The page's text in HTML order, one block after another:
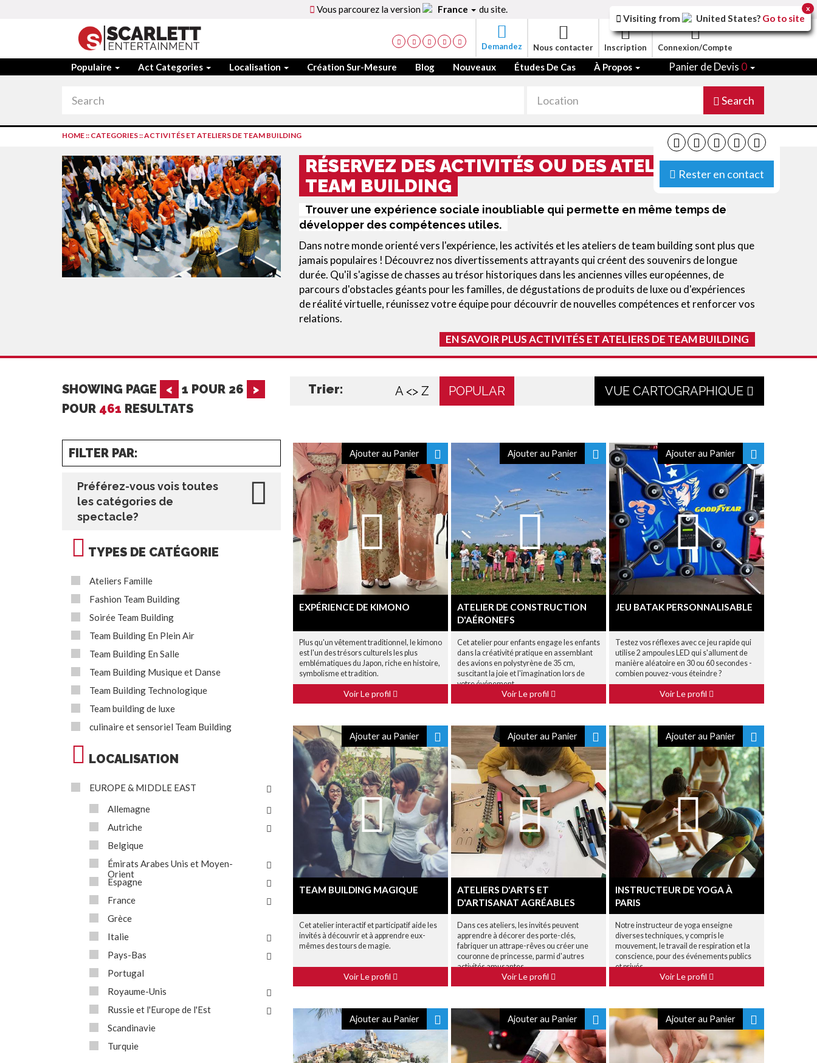
Vous parcourez la version France du site.
Demandez Nous contacter Inscription Connexion/Compte
Populaire Act Categories Localisation Création Sur-Mesure Blog Nouveaux Études De Cas À Propos Panier de Devis 0
Search
Rester en contact
HOME:: CATEGORIES::ACTIVITÉS ET ATELIERS DE TEAM BUILDING
RÉSERVEZ DES ACTIVITÉS OU DES ATELIERS DE
TEAM BUILDING
Trouver une expérience sociale inoubliable qui permette en même temps de
développer des compétences utiles.
Dans notre monde orienté vers l'expérience, les activités et les ateliers de team building sont plus que
jamais populaires ! Découvrez nos divertissements attrayants qui créent des souvenirs de longue
durée. Qu'il s'agisse de chasses au trésor historiques dans les anciennes villes européennes, de
parcours d'obstacles géants pour les familles, de dégustations de produits de luxe ou d'expériences
de réalité virtuelle, réunissez votre équipe pour découvrir de nouvelles compétences et renforcer vos
relations.
EN SAVOIR PLUS ACTIVITÉS ET ATELIERS DE TEAM BUILDING
SHOWING PAGE < 1 POUR 26
>
POUR 461 RESULTATS
Trier: A <> Z POPULAR VUE CARTOGRAPHIQUE
FILTER PAR:
Préférez-vous vois toutes
les catégories de
spectacle?
TYPES DE CATÉGORIE
Ateliers Famille
Fashion Team Building
Soirée Team Building
Team Building En Plein Air
Team Building En Salle
Team Building Musique et Danse
Team Building Technologique
Team building de luxe
culinaire et sensoriel Team Building
LOCALISATION
EUROPE & MIDDLE EAST
Allemagne
Autriche
Belgique
Émirats Arabes Unis et Moyen-
Orient
Espagne
France
Grèce
Italie
Pays-Bas
Portugal
Royaume-Unis
Russie et l'Europe de l'Est
Scandinavie
Turquie
Ajouter au Panier
EXPÉRIENCE DE KIMONO
Plus qu'un vêtement traditionnel, le kimono
est l'un des trésors culturels les plus
emblématiques du Japon, riche en histoire,
symbolisme et tradition.
Voir Le profil
Ajouter au Panier
ATELIER DE CONSTRUCTION
D'AÉRONEFS
Cet atelier pour enfants engage les enfants
dans la créativité pratique en assemblant
des avions en polystyrène de 35 cm,
suscitant la joie et l'imagination lors de
votre événement.
Voir Le profil
Ajouter au Panier
JEU BATAK PERSONNALISABLE
Testez vos réflexes avec ce jeu rapide qui
utilise 2 ampoules LED qui s'allument de
manière aléatoire en 30 ou 60 secondes -
combien pouvez-vous éteindre ?
Voir Le profil
Ajouter au Panier
TEAM BUILDING MAGIQUE
Cet atelier interactif et participatif aide les
invités à découvrir et à apprendre eux-
mêmes des tours de magie.
Voir Le profil
Ajouter au Panier
ATELIERS D'ARTS ET
D'ARTISANAT AGRÉABLES
Dans ces ateliers, les invités peuvent
apprendre à décorer des porte-clés,
fabriquer un attrape-rêves ou créer une
couronne de princesse, parmi d'autres
activités amusantes.
Voir Le profil
Ajouter au Panier
INSTRUCTEUR DE YOGA À
PARIS
Notre instructeur de yoga enseigne
diverses techniques, y compris le
mouvement, le travail de respiration et la
conscience, pour des événements publics
et privés.
Voir Le profil
Ajouter au Panier Ajouter au Panier Ajouter au Panier
Visiting from United States? Go to site
x